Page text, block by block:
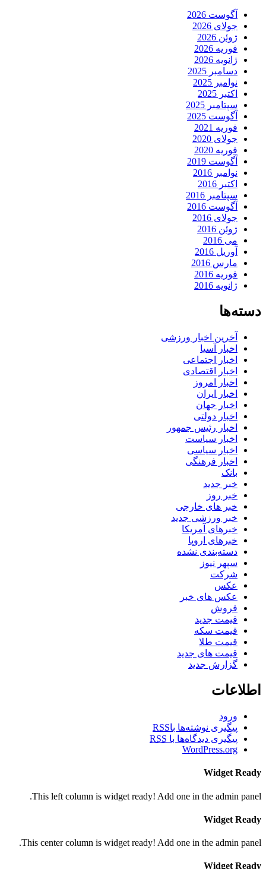
آگوست 2026
جولای 2026
ژوئن 2026
فوریه 2026
ژانویه 2026
دسامبر 2025
نوامبر 2025
اکتبر 2025
سپتامبر 2025
آگوست 2025
فوریه 2021
جولای 2020
فوریه 2020
آگوست 2019
نوامبر 2016
اکتبر 2016
سپتامبر 2016
آگوست 2016
جولای 2016
ژوئن 2016
می 2016
آوریل 2016
مارس 2016
فوریه 2016
ژانویه 2016
دسته‌ها
آخرین اخبار ورزشی
اخبار آسیا
اخبار اجتماعی
اخبار اقتصادی
اخبار امروز
اخبار ایران
اخبار جهان
اخبار دولتی
اخبار رئیس جمهور
اخبار سیاست
اخبار سیاسی
اخبار فرهنگی
بانک
خبر جدید
خبر روز
خبر های خارجی
خبر ورزشی جدید
خبرهای آمریکا
خبرهای اروپا
دسته‌بندی نشده
سپهر نیوز
شرکت
عکس
عکس های خبر
فروش
قیمت جدید
قیمت سکه
قیمت طلا
قیمت های جدید
گزارش جدید
اطلاعات
ورود
پیگیری نوشته‌ها باRSS
پیگیری دیدگاه‌ها با RSS
WordPress.org
Widget Ready
This left column is widget ready! Add one in the admin panel.
Widget Ready
This center column is widget ready! Add one in the admin panel.
Widget Ready